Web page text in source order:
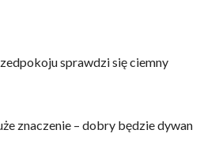
sprawdzi się ciemny
znaczenie – dobry będzie dywan